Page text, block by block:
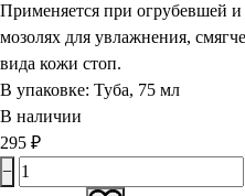
Применяется при огрубевшей
мозолях для увлажнения,
вида кожи стоп.
В упаковке: Туба, 75 мл
В наличии
295 ₽
−